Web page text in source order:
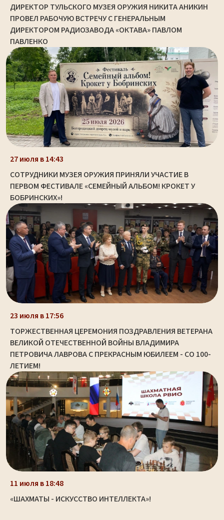
ДИРЕКТОР ТУЛЬСКОГО МУЗЕЯ ОРУЖИЯ НИКИТА АНИКИН
ПРОВЕЛ РАБОЧУЮ ВСТРЕЧУ С ГЕНЕРАЛЬНЫМ
ДИРЕКТОРОМ РАДИОЗАВОДА «ОКТАВА» ПАВЛОМ
ПАВЛЕНКО
27 июля в 14:43
СОТРУДНИКИ МУЗЕЯ ОРУЖИЯ ПРИНЯЛИ УЧАСТИЕ В
ПЕРВОМ ФЕСТИВАЛЕ «СЕМЕЙНЫЙ АЛЬБОМ! КРОКЕТ У
БОБРИНСКИХ»!
23 июля в 17:56
ТОРЖЕСТВЕННАЯ ЦЕРЕМОНИЯ ПОЗДРАВЛЕНИЯ ВЕТЕРАНА
ВЕЛИКОЙ ОТЕЧЕСТВЕННОЙ ВОЙНЫ ВЛАДИМИРА
ПЕТРОВИЧА ЛАВРОВА С ПРЕКРАСНЫМ ЮБИЛЕЕМ - СО 100-
ЛЕТИЕМ!
11 июля в 18:48
«ШАХМАТЫ - ИСКУССТВО ИНТЕЛЛЕКТА»!